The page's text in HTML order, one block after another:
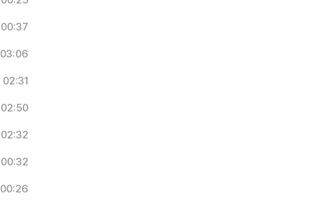
00:37
03:06
02:31
02:50
02:32
00:32
00:26